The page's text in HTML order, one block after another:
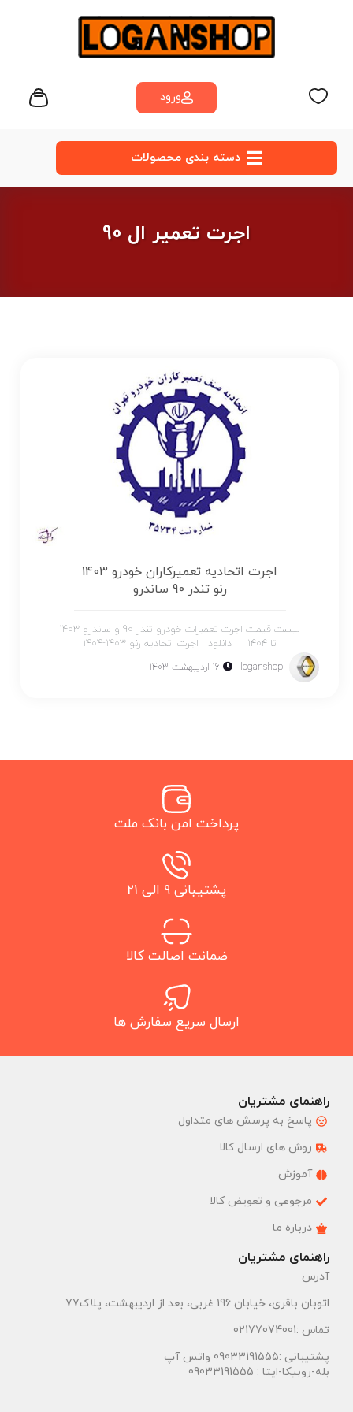
ورود
دسته‌ بندی محصولات
اجرت تعمیر ال 90
اجرت اتحادیه تعمیرکاران خودرو 1403
رنو تندر 90 ساندرو
لیست قیمت اجرت تعمبرات خودرو تندر 90 و ساندرو 1403
تا 1404 دانلود اجرت اتحادیه رنو 1403-1404
loganshop 16 اردیبهشت 1403
پرداخت امن بانک ملت
پشتیبانی 9 الی 21
ضمانت اصالت کالا
ارسال سریع سفارش ها
راهنمای مشتریان
پاسخ به پرسش های متداول
روش های ارسال کالا
آموزش
مرجوعی و تعویض کالا
درباره ما
راهنمای مشتریان
آدرس
اتوبان باقری، خیابان 196 غربی، بعد از اردیبهشت، پلاک77
تماس :02177074001
پشتیبانی :09033191555 واتس آپ
بله-روبیکا-ایتا : 09033191555